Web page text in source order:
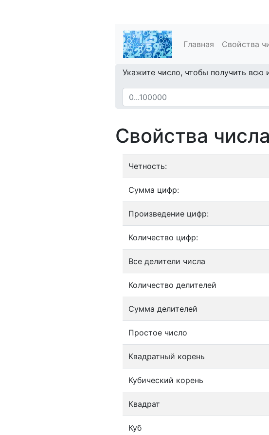
Главная Свойства
Укажите число, чтобы получить
Свойства
Четность:
Сумма цифр:
Произведение цифр:
Количество цифр:
Все делители числа
Количество делителей
Сумма делителей
Простое число
Квадратный корень
Кубический корень
Квадрат
Куб